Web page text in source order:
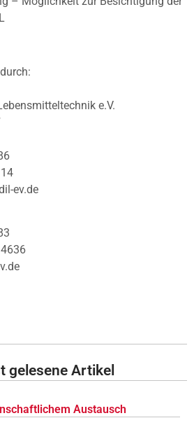
e.V.
ev.de
gelesene Artikel
Austausch